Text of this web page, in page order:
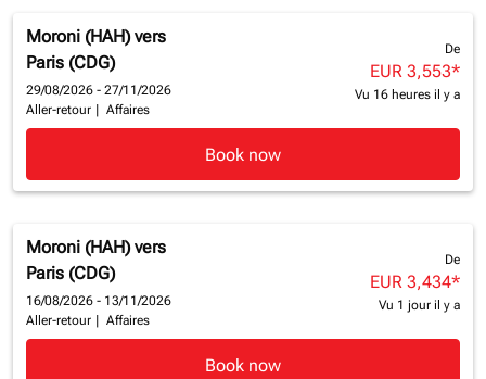
Moroni (HAH) vers
Paris (CDG)
29/08/2026 - 27/11/2026
Aller-retour
Affaires
De
EUR 3,553*
Vu 16 heures il y a
Book now
Moroni (HAH) vers
Paris (CDG)
16/08/2026 - 13/11/2026
Aller-retour
Affaires
De
EUR 3,434*
Vu 1 jour il y a
Book now